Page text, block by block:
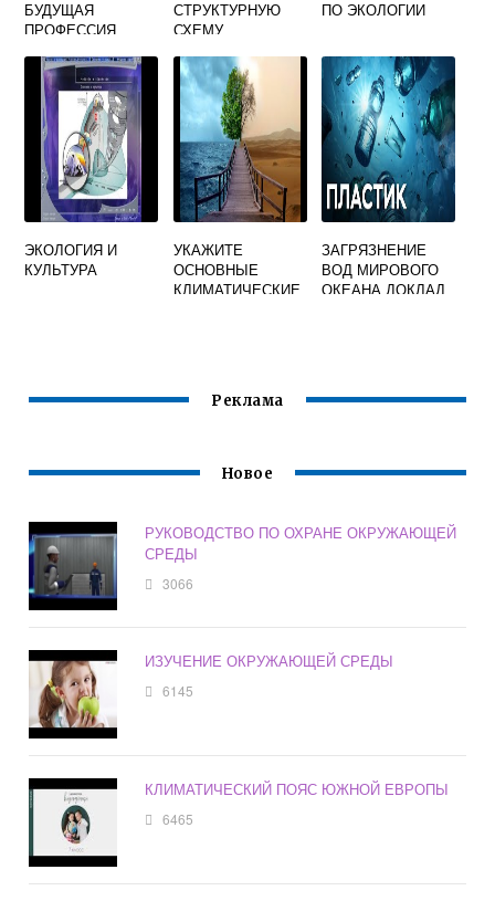
БУДУЩАЯ
ПРОФЕССИЯ
СТРУКТУРНУЮ
СХЕМУ
Я ЧЕЛОВЕКА С
БИОСФЕРОЙ
ТЕХНОСФЕРОЙ И
СОЦИАЛЬНОЙ
СРЕДОЙ
ПО ЭКОЛОГИИ
ЭКОЛОГИЯ И
КУЛЬТУРА
УКАЖИТЕ
ОСНОВНЫЕ
КЛИМАТИЧЕСКИЕ
ЗАГРЯЗНЕНИЕ
ВОД МИРОВОГО
ОКЕАНА ДОКЛАД
Реклама
Новое
РУКОВОДСТВО ПО ОХРАНЕ ОКРУЖАЮЩЕЙ
СРЕДЫ
3066
ИЗУЧЕНИЕ ОКРУЖАЮЩЕЙ СРЕДЫ
6145
КЛИМАТИЧЕСКИЙ ПОЯС ЮЖНОЙ ЕВРОПЫ
6465